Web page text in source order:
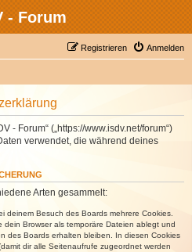
- Forum
Anmelden
Registrieren
- Forum“ („https://www.isdv.net/forum“)
verwendet, die während deines
Arten gesammelt:
deinem Besuch des Boards mehrere Cookies.
dein Browser als temporäre Dateien ablegt und
des Boards erhalten bleiben. In diesen Cookies
dir alle Seitenaufrufe zugeordnet werden